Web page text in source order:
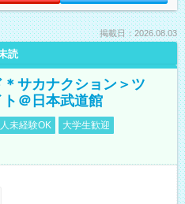
掲載日：2026.08.03
読
サカナクション＞ツ
＠日本武道館
未経験OK
大学生歓迎